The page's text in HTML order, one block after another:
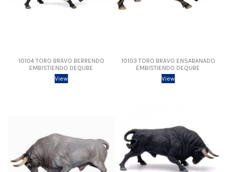
10104 TORO BRAVO BERRENDO
EMBISTIENDO DEQUBE
View
10103 TORO BRAVO ENSABANADO
EMBISTIENDO DEQUBE
View